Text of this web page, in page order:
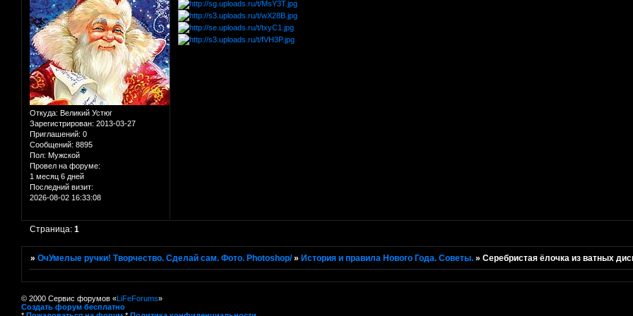
Откуда: Великий Устюг
Зарегистрирован: 2013-03-27
Приглашений: 0
Сообщений: 8895
Пол: Мужской
Провел на форуме:
1 месяц 6 дней
Последний визит:
2026-08-02 16:33:08
Страница:1
»ОчУмелые ручки! Творчество. Сделай сам. Фото. Photoshop/ » История и правила Нового Года. Советы. »Серебристая ёлочка из ватных
© 2000 Сервис форумов «LiFeForums»
Создать форум бесплатно